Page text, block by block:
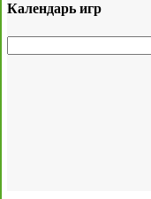
Календарь игр